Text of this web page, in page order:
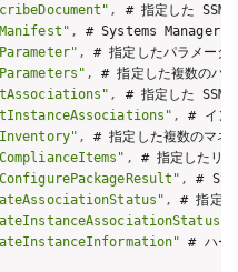
,
# 指定した SSM
,
# Systems Manager お
,
# 指定したパラメータ
,
# 指定した複数のパ
,
# 指定した SSM
,
# イン
,
# 指定した複数のマネ
,
# 指定したリソ
,
#
,
# 指定し
# ハー